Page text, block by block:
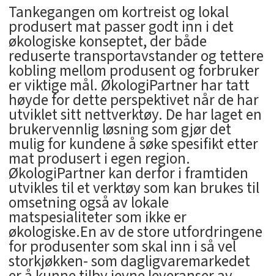
Tankegangen om kortreist og lokal
produsert mat passer godt inn i det
økologiske konseptet, der både
reduserte transportavstander og tettere
kobling mellom produsent og forbruker
er viktige mål. ØkologiPartner har tatt
høyde for dette perspektivet når de har
utviklet sitt nettverktøy. De har laget en
brukervennlig løsning som gjør det
mulig for kundene å søke spesifikt etter
mat produsert i egen region.
ØkologiPartner kan derfor i framtiden
utvikles til et verktøy som kan brukes til
omsetning også av lokale
matspesialiteter som ikke er
økologiske.En av de store utfordringene
for produsenter som skal inn i så vel
storkjøkken- som dagligvaremarkedet